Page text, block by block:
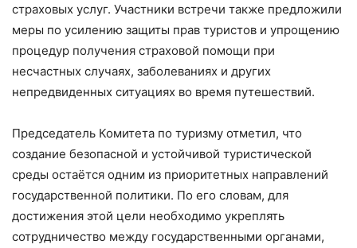
страховых услуг. Участники встречи также предложили
меры по усилению защиты прав туристов и упрощению
процедур получения страховой помощи при
несчастных случаях, заболеваниях и других
непредвиденных ситуациях во время путешествий.
Председатель Комитета по туризму отметил, что
создание безопасной и устойчивой туристической
среды остаётся одним из приоритетных направлений
государственной политики. По его словам, для
достижения этой цели необходимо укреплять
сотрудничество между государственными органами,